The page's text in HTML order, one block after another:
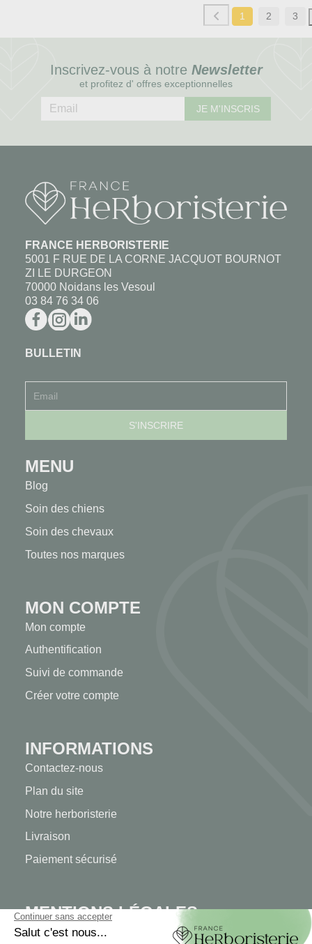
1 2 3
Inscrivez-vous à notre Newsletter
et profitez d' offres exceptionnelles
JE M'INSCRIS
FRANCE HERBORISTERIE
5001 F RUE DE LA CORNE JACQUOT BOURNOT
ZI LE DURGEON
70000 Noidans les Vesoul
03 84 76 34 06
BULLETIN
MENU
Blog
Soin des chiens
Soin des chevaux
Toutes nos marques
MON COMPTE
Mon compte
Authentification
Suivi de commande
Créer votre compte
INFORMATIONS
Contactez-nous
Plan du site
Notre herboristerie
Livraison
Paiement sécurisé
MENTIONS LÉGALES
Mentions légales